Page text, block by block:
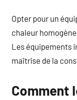
Opter pour un
chaleur
Les équipements
maîtrise de la
Comment